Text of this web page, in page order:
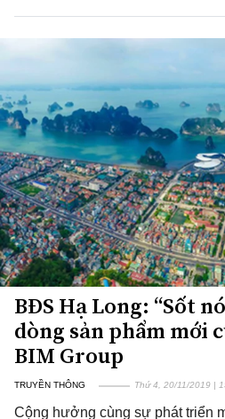
BĐS Hạ Long: “Sốt
dòng sản phẩm mới
BIM Group
TRUYỀN THÔNG Thứ 4, 20/11/2019 |
Cộng hưởng cùng sự phát triển